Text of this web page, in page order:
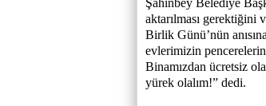
aktarılması
Birlik Günü’nün
evlerimizin
Binamızdan ücretsiz
yürek olalım!” dedi.